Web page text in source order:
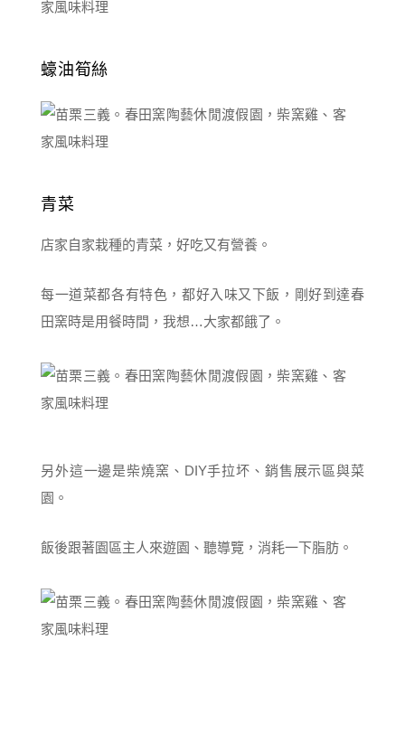
蠔油筍絲
青菜
店家自家栽種的青菜，好吃又有營養。
每一道菜都各有特色，都好入味又下飯，剛好到達春
田窯時是用餐時間，我想…大家都餓了。
另外這一邊是柴燒窯、DIY手拉坏、銷售展示區與菜
園。
飯後跟著園區主人來遊園、聽導覽，消耗一下脂肪。